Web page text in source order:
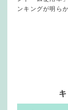
ンキングが明ら